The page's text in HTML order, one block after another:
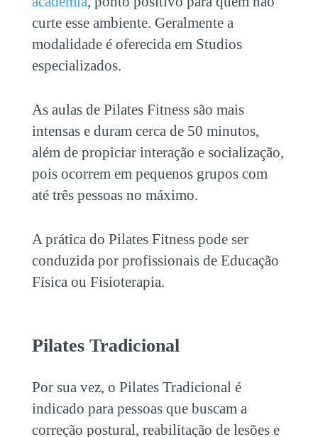
curte esse ambiente. Geralmente a
modalidade é oferecida em Studios
especializados.
As aulas de Pilates Fitnesssão mais
intensas e duram cerca de 50 minutos,
além de propiciar interação e socialização,
pois ocorrem em pequenos grupos com
até três pessoas no máximo.
A prática do Pilates Fitnesspode ser
conduzida por profissionais de Educação
Física ou Fisioterapia.
Pilates Tradicional
Por sua vez, o Pilates Tradicional é
indicado para pessoas que buscam a
correção postural, reabilitação de lesões e